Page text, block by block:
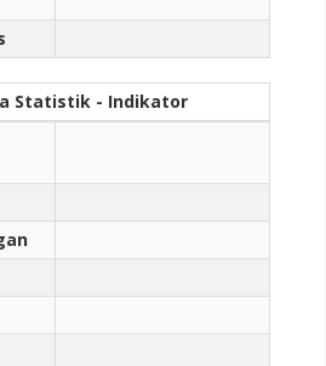
Statistik - Indikator